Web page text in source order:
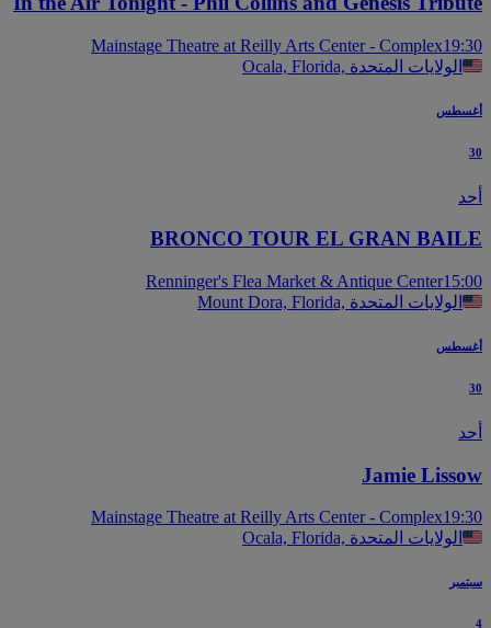
Mainstage Theatre at Reilly Arts Center - Complex
Ocala, Florida, الولايات المتحدة
BRONCO TOUR EL GRAN
Renninger's Flea Market & Antique Center
Mount Dora, Florida, الولايات المتحدة
Jamie
Mainstage Theatre at Reilly Arts Center - Complex
Ocala, Florida, الولايات المتحدة